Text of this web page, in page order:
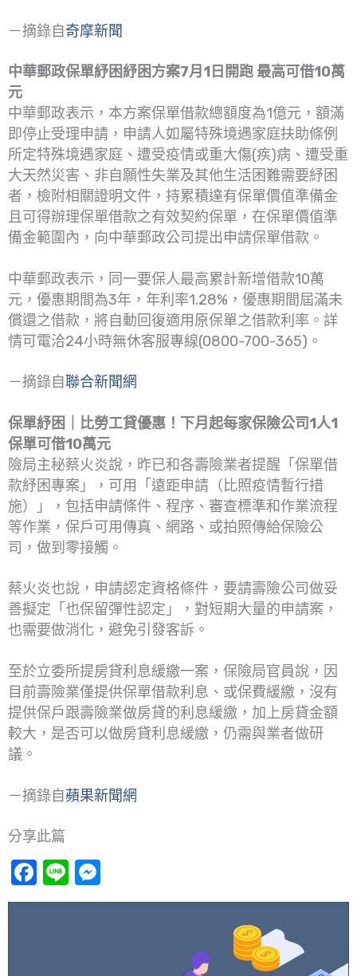
－摘錄自奇摩新聞
中華郵政保單紓困紓困方案7月1日開跑 最高可借10萬
元
中華郵政表示，本方案保單借款總額度為1億元，額滿
即停止受理申請，申請人如屬特殊境遇家庭扶助條例
所定特殊境遇家庭、遭受疫情或重大傷(疾)病、遭受重
大天然災害、非自願性失業及其他生活困難需要紓困
者，檢附相關證明文件，持累積達有保單價值準備金
且可得辦理保單借款之有效契約保單，在保單價值準
備金範圍內，向中華郵政公司提出申請保單借款。
中華郵政表示，同一要保人最高累計新增借款10萬
元，優惠期間為3年，年利率1.28%，優惠期間屆滿未
償還之借款，將自動回復適用原保單之借款利率。詳
情可電洽24小時無休客服專線(0800-700-365)。
－摘錄自聯合新聞網
保單紓困｜比勞工貸優惠！下月起每家保險公司1人1
保單可借10萬元
險局主秘蔡火炎說，昨已和各壽險業者提醒「保單借
款紓困專案」，可用「遠距申請（比照疫情暫行措
施）」，包括申請條件、程序、審查標準和作業流程
等作業，保戶可用傳真、網路、或拍照傳給保險公
司，做到零接觸。
蔡火炎也說，申請認定資格條件，要請壽險公司做妥
善擬定「也保留彈性認定」，對短期大量的申請案，
也需要做消化，避免引發客訴。
至於立委所提房貸利息緩繳一案，保險局官員說，因
目前壽險業僅提供保單借款利息、或保費緩繳，沒有
提供保戶跟壽險業做房貸的利息緩繳，加上房貸金額
較大，是否可以做房貸利息緩繳，仍需與業者做研
議。
－摘錄自蘋果新聞網
分享此篇
Facebook
Line